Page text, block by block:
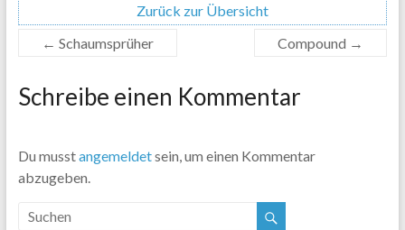
Zurück zur Übersicht
← Schaumsprüher Compound →
Schreibe einen Kommentar
Du musstangemeldetsein, um einen Kommentar
abzugeben.